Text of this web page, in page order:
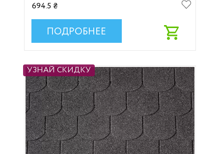
694.5 ₴
ПОДРОБНЕЕ
УЗНАЙ СКИДКУ